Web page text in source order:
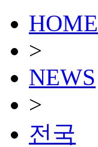
HOME
>
NEWS
>
전국